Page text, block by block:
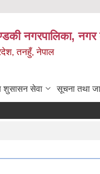
नगरपालिका, नगर
तनहुँ, नेपाल
शुसासन सेवा सूचना तथा